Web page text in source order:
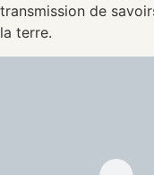
transmission de
la terre.